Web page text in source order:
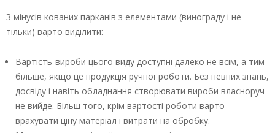
З мінусів кованих парканів з елементами (винограду і не
тільки) варто виділити:
Вартість-вироби цього виду доступні далеко не всім, а тим
більше, якщо це продукція ручної роботи. Без певних знань,
досвіду і навіть обладнання створювати вироби власноруч
не вийде. Більш того, крім вартості роботи варто
врахувати ціну матеріал і витрати на обробку.